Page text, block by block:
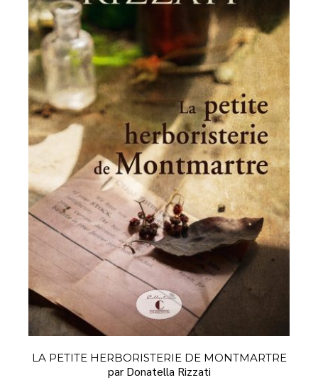
LA PETITE HERBORISTERIE DE MONTMARTRE
par Donatella Rizzati